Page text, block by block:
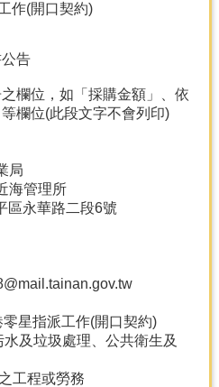
作(開口契約)
告
欄位，如「採購金額」、依
欄位(此段文字不會列印)
局
海管理所
區永華路二段6號
星指派工作(開口契約)
及垃圾處理、公共衛生及
工程或勞務